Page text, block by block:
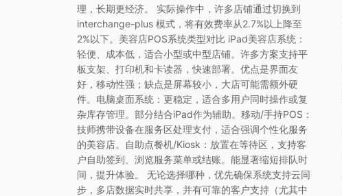
理，长期更经济。 实际操作中，许多店铺通过切换到
interchange-plus 模式，将有效费率从2.7%以上降至
2%以下。美容店POS系统类型对比 iPad美容店系统：
轻便、成本低，适合小型或中型店铺。许多方案支持平
板支架、打印机和卡读器，快速部署。优点是界面友
好，移动性强；缺点是屏幕较小，大店可能需额外硬
件。电脑桌面系统：更稳定，适合多用户同时操作或复
杂库存管理。部分结合iPad作为辅助。移动/手持POS：
技师携带设备在服务区处理支付，适合强调个性化服务
的美容店。自助点餐机/Kiosk：放置在等待区，支持客
户自助签到、浏览服务菜单或结账。能显著缩短排队时
间，提升体验。 无论选择哪种，优先确保系统支持云同
步，多店数据实时共享，并有可靠的客户支持（尤其中